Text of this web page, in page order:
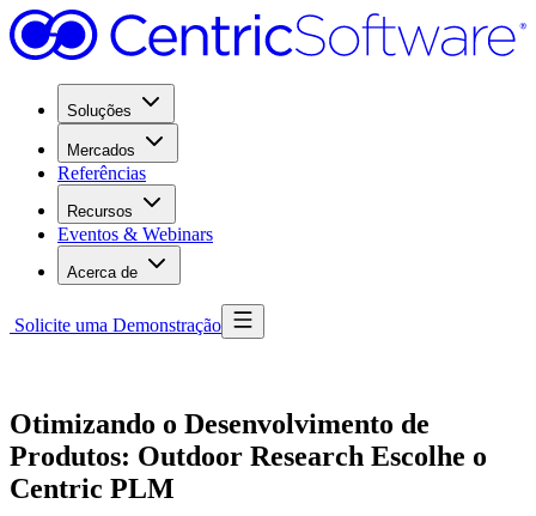
Soluções
Mercados
Referências
Recursos
Eventos & Webinars
Acerca de
Solicite uma Demonstração
Otimizando o Desenvolvimento de
Produtos: Outdoor Research Escolhe o
Centric PLM